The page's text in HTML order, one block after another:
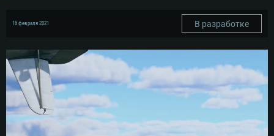
16 февраля 2021 В разработке